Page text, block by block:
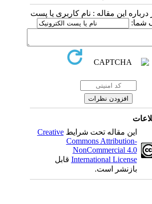
این مقاله : نام کاربری یا پست
شما:
این مقاله تحت شرایطCreative
Commons Attribution-
NonCommercial 4.0
International Licenseقابل
بازنشر است.